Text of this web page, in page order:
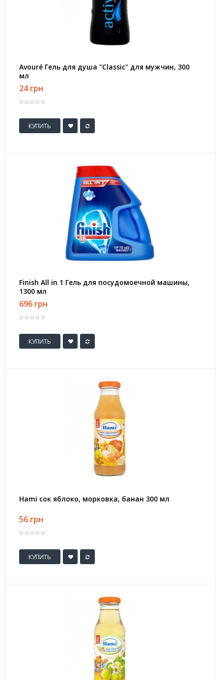
Avouré Гель для душа "Classic" для мужчин, 300
мл
24 грн
КУПИТЬ
Finish All in 1 Гель для посудомоечной машины,
1300 мл
696 грн
КУПИТЬ
Hami сок яблоко, морковка, банан 300 мл
56 грн
КУПИТЬ